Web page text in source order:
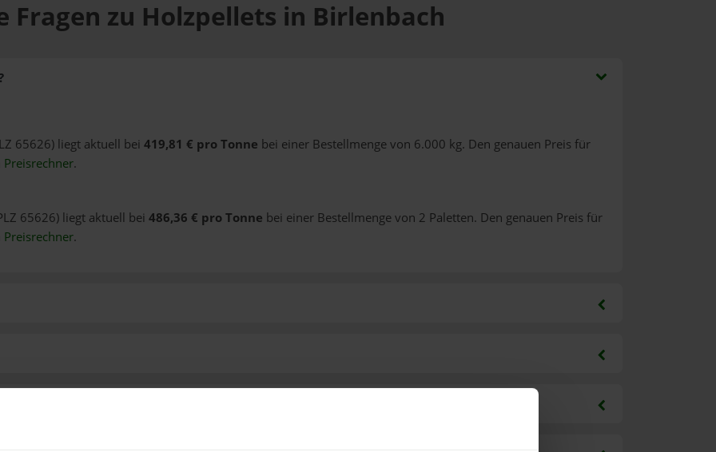
Fragen zu Holzpellets in Birlenbach
65626) liegt aktuell bei 419,81 € pro Tonne bei einer Bestellmenge von 6.000 kg. Den genauen Preis für
Preisrechner.
65626) liegt aktuell bei 486,36 € pro Tonne bei einer Bestellmenge von 2 Paletten. Den genauen Preis für
Preisrechner.